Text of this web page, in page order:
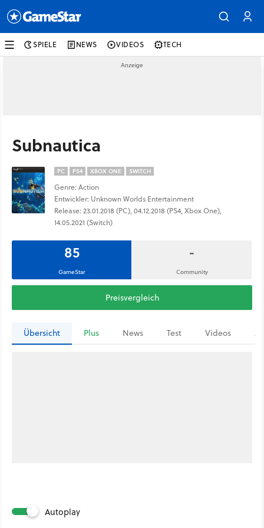
SPIELE NEWS VIDEOS TECH
Subnautica
PC PS4 XBOX ONE SWITCH
Genre: Action
Entwickler: Unknown Worlds Entertainment
Release: 23.01.2018 (PC), 04.12.2018 (PS4, Xbox One),
14.05.2021 (Switch)
85
GameStar
-
Community
Preisvergleich
Übersicht Plus News Test Videos
Autoplay